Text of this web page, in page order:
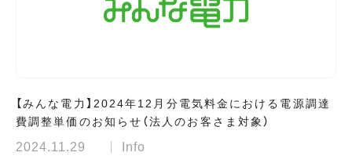
【みんな電力】2024年12月分電気料金における電源調達
費調整単価のお知らせ（法人のお客さま対象）
2024.11.29 Info